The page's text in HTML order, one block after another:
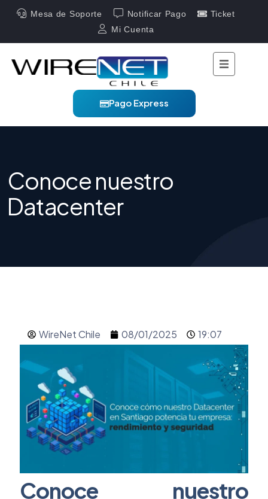
Mesa de Soporte Notificar Pago
Ticket
Mi Cuenta
Pago Express
Conoce nuestro
Datacenter
WireNet Chile 08/01/2025 19:07
Conoce nuestro